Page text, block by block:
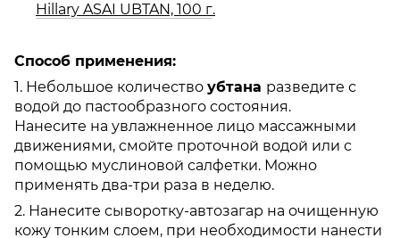
Hillary ASAI UBTAN, 100 г.
Способ применения:
1. Небольшое количество убтана разведите с
водой до пастообразного состояния.
Нанесите на увлажненное лицо массажными
движениями, смойте проточной водой или с
помощью муслиновой салфетки. Можно
применять два-три раза в неделю.
2. Нанесите сыворотку-автозагар на очищенную
кожу тонким слоем, при необходимости нанести